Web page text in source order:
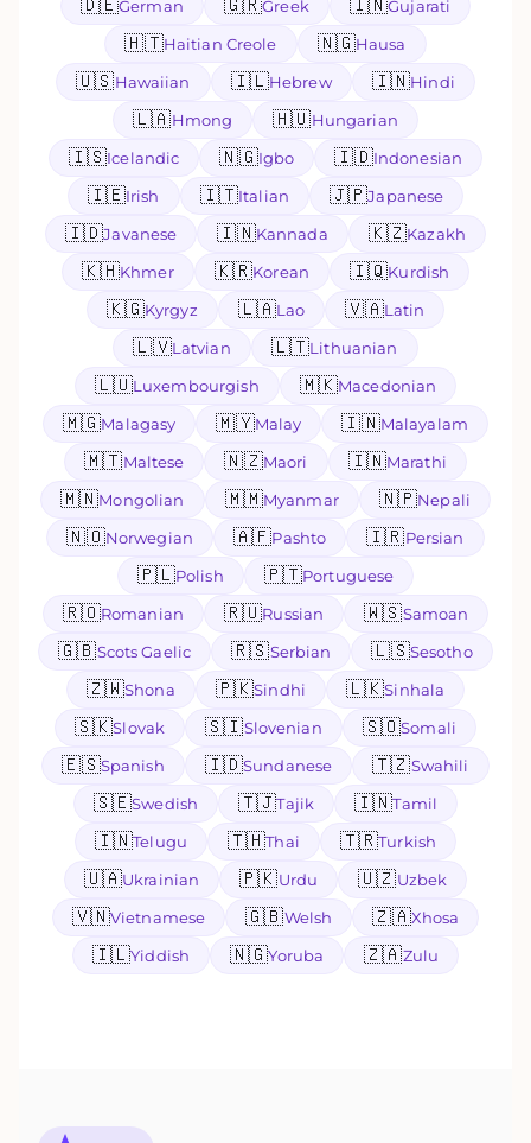
🇩🇪German 🇬🇷Greek 🇮🇳Gujarati
🇭🇹Haitian Creole 🇳🇬Hausa
🇺🇸Hawaiian 🇮🇱Hebrew 🇮🇳Hindi
🇱🇦Hmong 🇭🇺Hungarian
🇮🇸Icelandic 🇳🇬Igbo 🇮🇩Indonesian
🇮🇪Irish 🇮🇹Italian 🇯🇵Japanese
🇮🇩Javanese 🇮🇳Kannada 🇰🇿Kazakh
🇰🇭Khmer 🇰🇷Korean 🇮🇶Kurdish
🇰🇬Kyrgyz 🇱🇦Lao 🇻🇦Latin
🇱🇻Latvian 🇱🇹Lithuanian
🇱🇺Luxembourgish 🇲🇰Macedonian
🇲🇬Malagasy 🇲🇾Malay 🇮🇳Malayalam
🇲🇹Maltese 🇳🇿Maori 🇮🇳Marathi
🇲🇳Mongolian 🇲🇲Myanmar 🇳🇵Nepali
🇳🇴Norwegian 🇦🇫Pashto 🇮🇷Persian
🇵🇱Polish 🇵🇹Portuguese
🇷🇴Romanian 🇷🇺Russian 🇼🇸Samoan
🇬🇧Scots Gaelic 🇷🇸Serbian 🇱🇸Sesotho
🇿🇼Shona 🇵🇰Sindhi 🇱🇰Sinhala
🇸🇰Slovak 🇸🇮Slovenian 🇸🇴Somali
🇪🇸Spanish 🇮🇩Sundanese 🇹🇿Swahili
🇸🇪Swedish 🇹🇯Tajik 🇮🇳Tamil
🇮🇳Telugu 🇹🇭Thai 🇹🇷Turkish
🇺🇦Ukrainian 🇵🇰Urdu 🇺🇿Uzbek
🇻🇳Vietnamese 🇬🇧Welsh 🇿🇦Xhosa
🇮🇱Yiddish 🇳🇬Yoruba 🇿🇦Zulu